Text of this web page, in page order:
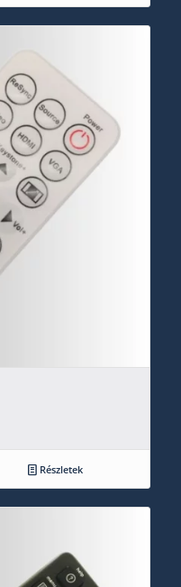
Részletek